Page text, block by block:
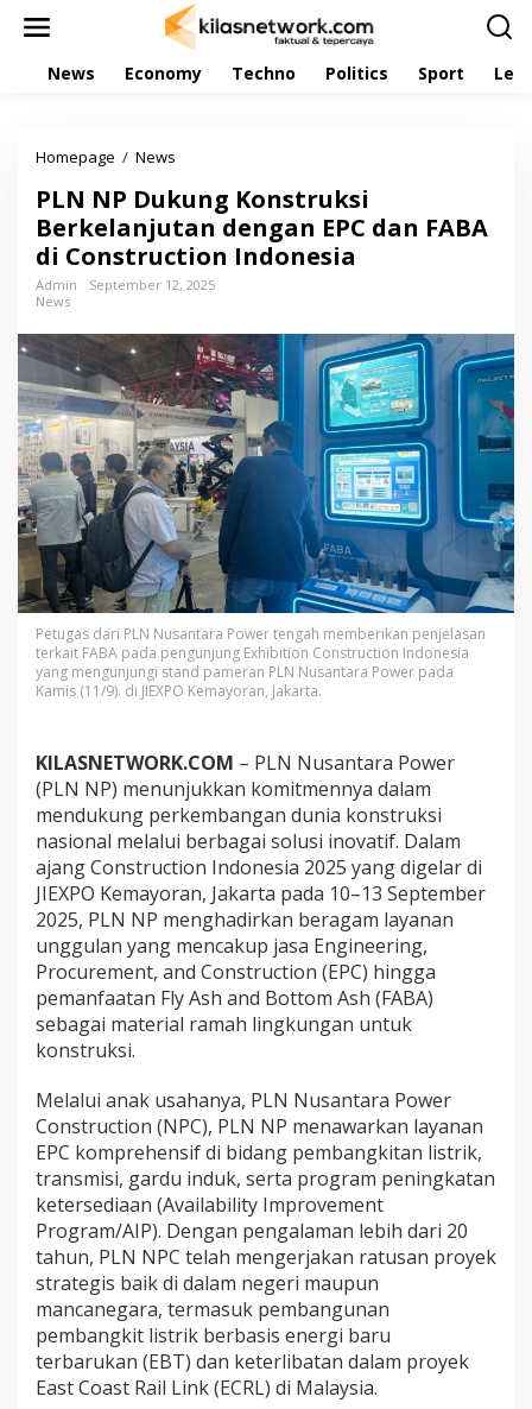
News Economy Techno Politics Sport
Homepage / News
N
N
P
D
u
n
g
K
o
n
s
t
r
k
s
i
B
e
r
k
e
n
u
t
a
n
e
n
g
a
n
E
P
a
n
F
A
B
A
d
i
C
o
n
s
t
r
u
PLN NP Dukung Konstruksi
Berkelanjutan dengan EPC dan FABA
di Construction Indonesia
Admin
September 12, 2025
News
Petugas dari PLN Nusantara Power tengah memberikan penjelasan
terkait FABA pada pengunjung Exhibition Construction Indonesia
yang mengunjungi stand pameran PLN Nusantara Power pada
Kamis (11/9). di JIEXPO Kemayoran, Jakarta.
KILASNETWORK.COM – PLN Nusantara Power
(PLN NP) menunjukkan komitmennya dalam
mendukung perkembangan dunia konstruksi
nasional melalui berbagai solusi inovatif. Dalam
ajang Construction Indonesia 2025 yang digelar di
JIEXPO Kemayoran, Jakarta pada 10–13 September
2025, PLN NP menghadirkan beragam layanan
unggulan yang mencakup jasa Engineering,
Procurement, and Construction (EPC) hingga
pemanfaatan Fly Ash and Bottom Ash (FABA)
sebagai material ramah lingkungan untuk
konstruksi.
Melalui anak usahanya, PLN Nusantara Power
Construction (NPC), PLN NP menawarkan layanan
EPC komprehensif di bidang pembangkitan listrik,
transmisi, gardu induk, serta program peningkatan
ketersediaan (Availability Improvement
Program/AIP). Dengan pengalaman lebih dari 20
tahun, PLN NPC telah mengerjakan ratusan proyek
strategis baik di dalam negeri maupun
mancanegara, termasuk pembangunan
pembangkit listrik berbasis energi baru
terbarukan (EBT) dan keterlibatan dalam proyek
East Coast Rail Link (ECRL) di Malaysia.